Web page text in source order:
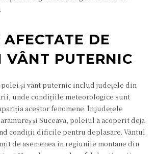
DE
VÂNT PUTERNIC
polei și vânt puternic includ județele din
unde condițiile meteorologice sunt
acestor fenomene. În județele
și Suceava, poleiul a acoperit deja
condiții dificile pentru deplasare. Vântul
de asemenea în regiunile montane din